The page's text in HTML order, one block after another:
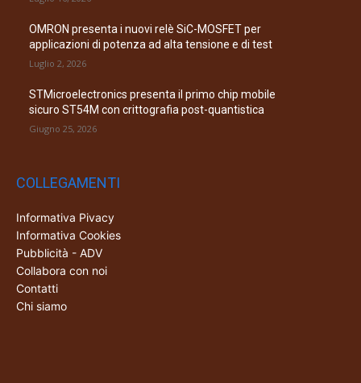
OMRON presenta i nuovi relè SiC-MOSFET per
applicazioni di potenza ad alta tensione e di test
Luglio 2, 2026
STMicroelectronics presenta il primo chip mobile
sicuro ST54M con crittografia post-quantistica
Giugno 25, 2026
COLLEGAMENTI
Informativa Pivacy
Informativa Cookies
Pubblicità - ADV
Collabora con noi
Contatti
Chi siamo